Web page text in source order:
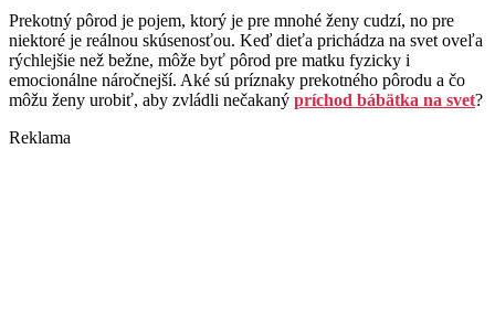
Prekotný pôrod je pojem, ktorý je pre mnohé ženy cudzí, no pre
niektoré je reálnou skúsenosťou. Keď dieťa prichádza na svet oveľa
rýchlejšie než bežne, môže byť pôrod pre matku fyzicky i
emocionálne náročnejší. Aké sú príznaky prekotného pôrodu a čo
môžu ženy urobiť, aby zvládli nečakaný príchod bábätka na svet?
Reklama